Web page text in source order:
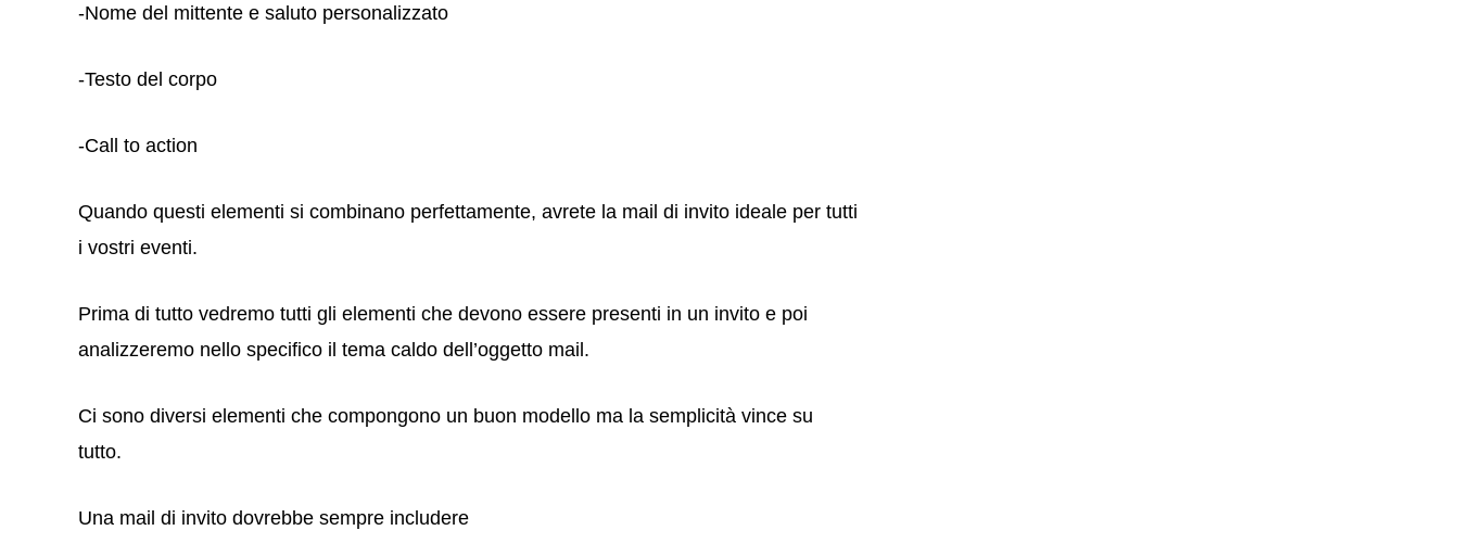
-Nome del mittente e saluto personalizzato
-Testo del corpo
-Call to action
Quando questi elementi si combinano perfettamente, avrete la mail di invito ideale per tutti
i vostri eventi.
Prima di tutto vedremo tutti gli elementi che devono essere presenti in un invito e poi
analizzeremo nello specifico il tema caldo dell’oggetto mail.
Ci sono diversi elementi che compongono un buon modello ma la semplicità vince su
tutto.
Una mail di invito dovrebbe sempre includere